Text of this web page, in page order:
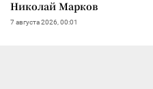
Николай Марков
7 августа 2026, 00:01